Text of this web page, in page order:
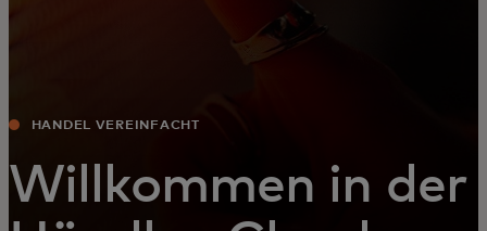
HANDEL VEREINFACHT
Willkommen in der